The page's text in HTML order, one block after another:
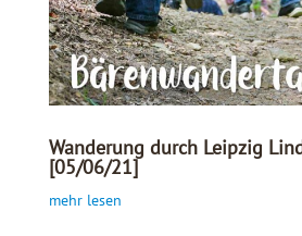
Wanderung durch Leipzig
[05/06/21]
mehr lesen